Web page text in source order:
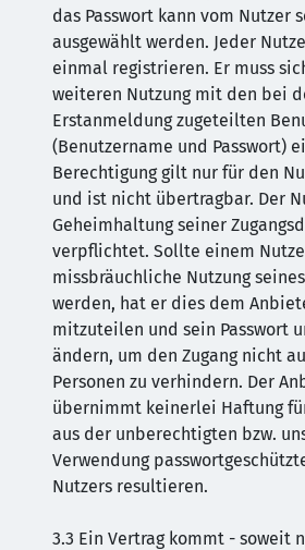
das Passwort kann vom Nutzer
ausgewählt werden. Jeder
einmal registrieren. Er muss
weiteren Nutzung mit den bei
Erstanmeldung zugeteilten
(Benutzername und Passwort)
Berechtigung gilt nur für den
und ist nicht übertragbar. Der
Geheimhaltung seiner
verpflichtet. Sollte einem
missbräuchliche Nutzung
werden, hat er dies dem
mitzuteilen und sein Passwort
ändern, um den Zugang nicht
Personen zu verhindern. Der
übernimmt keinerlei Haftung
aus der unberechtigten bzw.
Verwendung
Nutzers resultieren.
3.3 Ein Vertrag kommt - soweit